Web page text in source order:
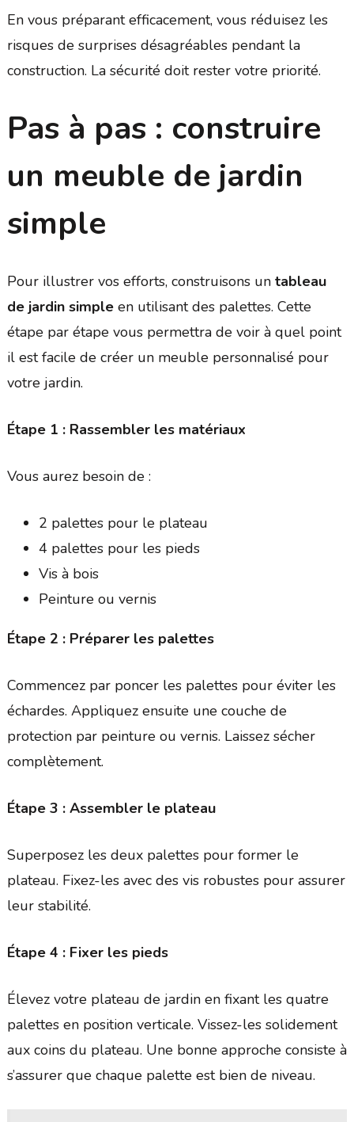
En vous préparant efficacement, vous réduisez les
risques de surprises désagréables pendant la
construction. La sécurité doit rester votre priorité.
Pas à pas : construire
un meuble de jardin
simple
Pour illustrer vos efforts, construisons un tableau
de jardin simpleen utilisant des palettes. Cette
étape par étape vous permettra de voir à quel point
il est facile de créer un meuble personnalisé pour
votre jardin.
Étape 1 : Rassembler les matériaux
Vous aurez besoin de :
2 palettes pour le plateau
4 palettes pour les pieds
Vis à bois
Peinture ou vernis
Étape 2 : Préparer les palettes
Commencez par poncer les palettes pour éviter les
échardes. Appliquez ensuite une couche de
protection par peinture ou vernis. Laissez sécher
complètement.
Étape 3 : Assembler le plateau
Superposez les deux palettes pour former le
plateau. Fixez-les avec des vis robustes pour assurer
leur stabilité.
Étape 4 : Fixer les pieds
Élevez votre plateau de jardin en fixant les quatre
palettes en position verticale. Vissez-les solidement
aux coins du plateau. Une bonne approche consiste à
s’assurer que chaque palette est bien de niveau.